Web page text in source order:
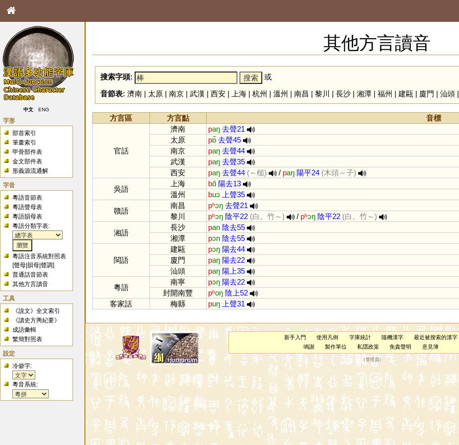
中文 ENG
字形
部首索引
筆畫索引
甲骨部件表
金文部件表
形義源流通解
字音
粵語音節表
粵語聲母表
粵語韻母表
粵語分類字表:
粵語注音系統對照表
[聲母 |韻母 |聲調]
普通話音節表
其他方言讀音
工具
《說文》全文索引
《讀史方輿紀要》
成語彙輯
繁簡對照表
設定
冷僻字:
粵音系統:
其他方言讀音
搜索字頭:
或
音節表: 濟南| 太原| 南京| 武漢 | 西安| 上海| 杭州 | 溫州 | 南昌 | 黎川 | 長沙| 湘潭| 福州 | 建甌 | 廈門 | 汕頭|
方言區 方言點 音標
官話
濟南 paŋ 去聲21
太原
pɒ̃ 去聲45
南京
paŋ 去聲44
武漢
paŋ 去聲35
西安
paŋ 去聲44 (～槌) / paŋ 陽平24 (木頭～子)
吳語
上海 bɑ̃ 陽去13
溫州
buɔ
上聲35
贛語
南昌 pʰɔŋ 去聲21
黎川
pʰɔŋ 陰平22 (白。竹～) / pʰɔŋ 陰平22 (白。竹～)
湘語
長沙 pan 陰去55
湘潭
pɔn 陰去55
閩語
建甌 pɔŋ 陽去44
廈門
paŋ 陽去22
汕頭
paŋ 陽上35
粵語
南寧 pɔŋ 陽去22
封開南豐
pʰoŋ 陰上52
客家話
梅縣 puŋ 上聲31
新手入門 使用凡例 字庫統計 隨機漢字
最近被搜索的漢字
鳴謝
製作單位 私隱政策 免責聲明 意見簿
（管理員 ）